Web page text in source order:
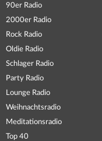
90er Radio
2000er Radio
Rock Radio
Oldie Radio
Schlager Radio
Party Radio
Lounge Radio
Weihnachtsradio
Meditationsradio
Top 40